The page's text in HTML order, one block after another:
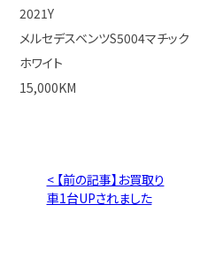
2021Y
メルセデスベンツS5004マチック
ホワイト
15,000KM
< 【前の記事】お買取り
車1台UPされました